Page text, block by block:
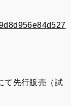
て先行販売（試